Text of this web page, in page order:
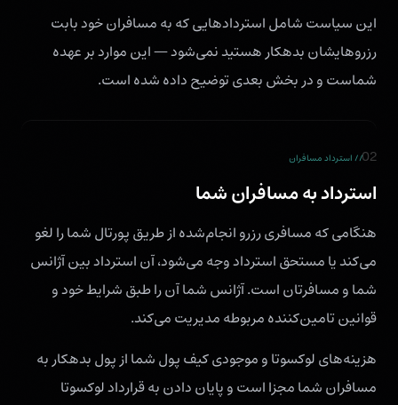
این سیاست شامل استردادهایی که به مسافران خود بابت
رزروهایشان بدهکار هستید نمی‌شود — این موارد بر عهده
شماست و در بخش بعدی توضیح داده شده است.
02// استرداد مسافران
استرداد به مسافران شما
هنگامی که مسافری رزرو انجام‌شده از طریق پورتال شما را لغو
می‌کند یا مستحق استرداد وجه می‌شود، آن استرداد بین آژانس
شما و مسافرتان است. آژانس شما آن را طبق شرایط خود و
قوانین تامین‌کننده مربوطه مدیریت می‌کند.
هزینه‌های لوکسوتا و موجودی کیف پول شما از پول بدهکار به
مسافران شما مجزا است و پایان دادن به قرارداد لوکسوتا